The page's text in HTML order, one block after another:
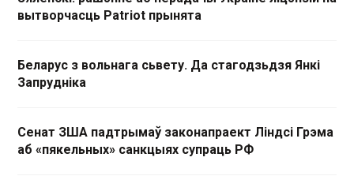
вытворчасць Patriot прынята
Беларус з вольнага сьвету. Да стагодзьдзя Янкі
Запрудніка
Сенат ЗША падтрымаў законапраект Ліндсі Грэма
аб «пякельных» санкцыях супраць РФ